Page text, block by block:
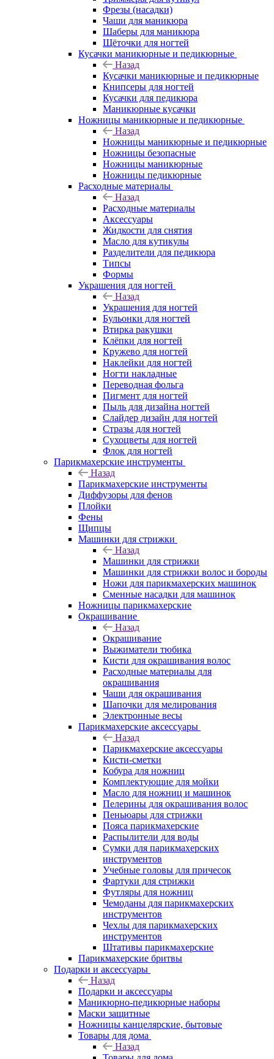
Фрезы (насадки)
Чаши для маникюра
Шаберы для маникюра
Щёточки для ногтей
Кусачки маникюрные и педикюрные
Назад
Кусачки маникюрные и педикюрные
Книпсеры для ногтей
Кусачки для педикюра
Маникюрные кусачки
Ножницы маникюрные и педикюрные
Назад
Ножницы маникюрные и педикюрные
Ножницы безопасные
Ножницы маникюрные
Ножницы педикюрные
Расходные материалы
Назад
Расходные материалы
Аксессуары
Жидкости для снятия
Масло для кутикулы
Разделители для педикюра
Типсы
Формы
Украшения для ногтей
Назад
Украшения для ногтей
Бульонки для ногтей
Втирка ракушки
Клёпки для ногтей
Кружево для ногтей
Наклейки для ногтей
Ногти накладные
Переводная фольга
Пигмент для ногтей
Пыль для дизайна ногтей
Слайдер дизайн для ногтей
Стразы для ногтей
Сухоцветы для ногтей
Флок для ногтей
Парикмахерские инструменты
Назад
Парикмахерские инструменты
Диффузоры для фенов
Плойки
Фены
Щипцы
Машинки для стрижки
Назад
Машинки для стрижки
Машинки для стрижки волос и бороды
Ножи для парикмахерских машинок
Сменные насадки для машинок
Ножницы парикмахерские
Окрашивание
Назад
Окрашивание
Выжиматели тюбика
Кисти для окрашивания волос
Расходные материалы для
окрашивания
Чаши для окрашивания
Шапочки для мелирования
Электронные весы
Парикмахерские аксессуары
Назад
Парикмахерские аксессуары
Кисти-сметки
Кобура для ножниц
Комплектующие для мойки
Масло для ножниц и машинок
Пелерины для окрашивания волос
Пеньюары для стрижки
Пояса парикмахерские
Распылители для воды
Сумки для парикмахерских
инструментов
Учебные головы для причесок
Фартуки для стрижки
Футляры для ножниц
Чемоданы для парикмахерских
инструментов
Чехлы для парикмахерских
инструментов
Штативы парикмахерские
Парикмахерские бритвы
Подарки и аксессуары
Назад
Подарки и аксессуары
Маникюрно-педикюрные наборы
Маски защитные
Ножницы канцелярские, бытовые
Товары для дома
Назад